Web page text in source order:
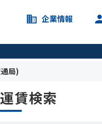
企業情報
局)
賃検索